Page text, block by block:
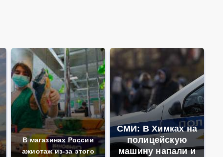
В магазинах России
ажиотаж из-за этого
СМИ: В Химках на
полицейскую
машину напали и